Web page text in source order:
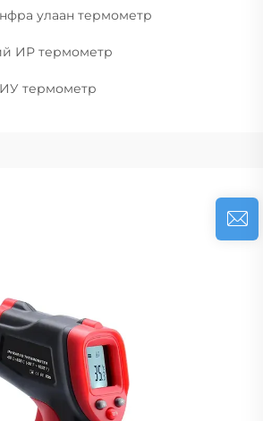
улаан термометр
ИР термометр
термометр